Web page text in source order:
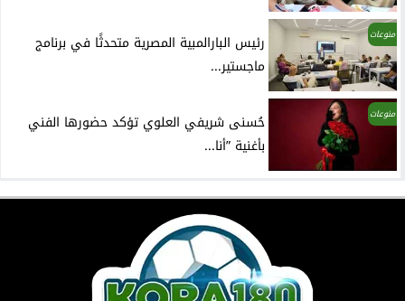
منوعات
رئيس البارالمبية المصرية متحدثًا في برنامج
ماجستير...
منوعات
حُسنى شريفي العلوي تؤكد حضورها الفني
بأغنية ”أنا...